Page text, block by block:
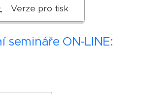
Verze pro tisk
semináře ON-LINE: